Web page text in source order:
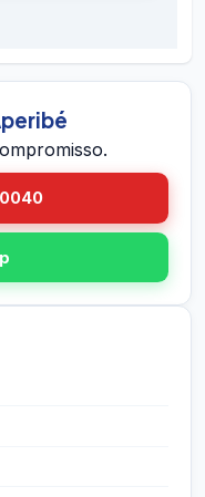
vai até você em
volume,
e
na hora — sem